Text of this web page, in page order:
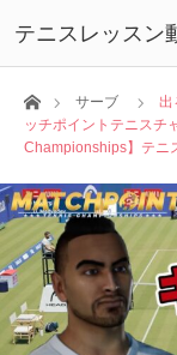
テニスレッスン
ホームサーブ
出
ッチポイントテニスチ
Championships】テ